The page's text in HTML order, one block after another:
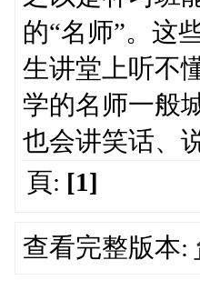
的“名师”。这
生讲堂上听不
学的名师一般
也会讲笑话、
頁: [1]
查看完整版本: